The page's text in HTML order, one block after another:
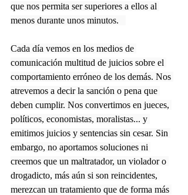
que nos permita ser superiores a ellos al
menos durante unos minutos.
Cada día vemos en los medios de
comunicación multitud de juicios sobre el
comportamiento erróneo de los demás. Nos
atrevemos a decir la sanción o pena que
deben cumplir. Nos convertimos en jueces,
políticos, economistas, moralistas... y
emitimos juicios y sentencias sin cesar. Sin
embargo, no aportamos soluciones ni
creemos que un maltratador, un violador o
drogadicto, más aún si son reincidentes,
merezcan un tratamiento que de forma más